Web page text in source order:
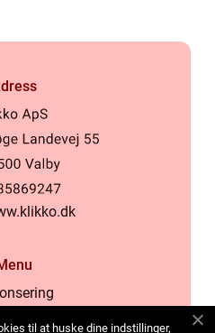
til at huske dine indstillinger,